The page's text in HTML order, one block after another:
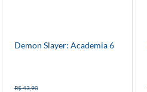
Demon Slayer: Academia 6
R$ 43,90